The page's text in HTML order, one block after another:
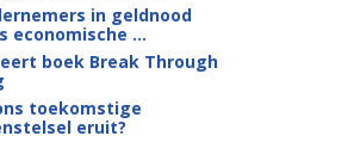
in geldnood
economische ...
boek Break Through
toekomstige
eruit?